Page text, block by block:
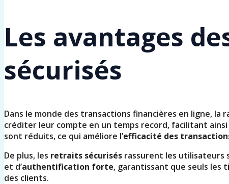
Les avantages
sécurisés
Dans le monde des transactions financières en ligne,
créditer leur compte en un temps record, facilitant ainsi
sont réduits, ce qui améliore l’efficacité des
De plus, les retraits sécurisés rassurent les utilisateurs
et d’authentification forte, garantissant que seuls les
des clients.